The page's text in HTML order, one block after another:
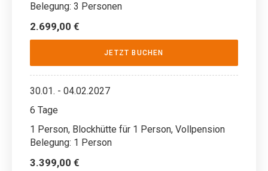
Belegung: 3 Personen
2.699,00 €
JETZT BUCHEN
30.01. - 04.02.2027
6 Tage
1 Person, Blockhütte für 1 Person, Vollpension
Belegung: 1 Person
3.399,00 €